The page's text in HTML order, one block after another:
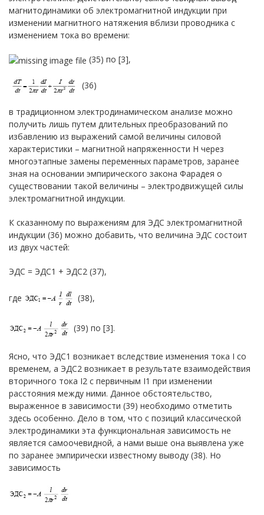
магнитодинамики об электромагнитной индукции при
изменении магнитного натяжения вблизи проводника с
изменением тока во времени:
(35) по [3],
(36)
в традиционном электродинамическом анализе можно
получить лишь путем длительных преобразований по
избавлению из выражений самой величины силовой
характеристики – магнитной напряженности H через
многоэтапные замены переменных параметров, заранее
зная на основании эмпирического закона Фарадея о
существовании такой величины – электродвижущей силы
электромагнитной индукции.
К сказанному по выражениям для ЭДС электромагнитной
индукции (36) можно добавить, что величина ЭДС состоит
из двух частей:
ЭДС = ЭДС1 + ЭДС2 (37),
где (38),
(39) по [3].
Ясно, что ЭДС1 возникает вследствие изменения тока I со
временем, а ЭДС2 возникает в результате взаимодействия
вторичного тока I2 с первичным I1 при изменении
расстояния между ними. Данное обстоятельство,
выраженное в зависимости (39) необходимо отметить
здесь особенно. Дело в том, что с позиций классической
электродинамики эта функциональная зависимость не
является самоочевидной, а нами выше она выявлена уже
по заранее эмпирически известному выводу (38). Но
зависимость